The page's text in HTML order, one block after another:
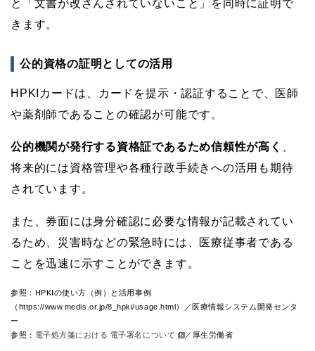
と「文書が改ざんされていないこと」を同時に証明で
きます。
公的資格の証明としての活用
HPKIカードは、カードを提示・認証することで、医師
や薬剤師であることの確認が可能です。
公的機関が発行する資格証であるため信頼性が高く
将来的には資格管理や各種行政手続きへの活用も期待
されています。
また、券面には身分確認に必要な情報が記載されてい
るため、災害時などの緊急時には、医療従事者である
ことを迅速に示すことができます。
参照：HPKIの使い方（例）と活用事例
（https://www.medis.or.jp/8_hpki/usage.html）／医療情報システム開発センタ
ー
参照： 電子処方箋における 電子署名について ／厚生労働省